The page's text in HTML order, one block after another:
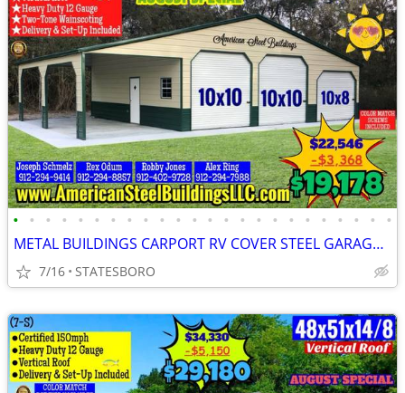
• • • • • • • • • • • • • • • • • • • • • • • •
METAL BUILDINGS CARPORT RV COVER STEEL GARAGE UTILITY SHED POLE BARN
7/16 STATESBORO